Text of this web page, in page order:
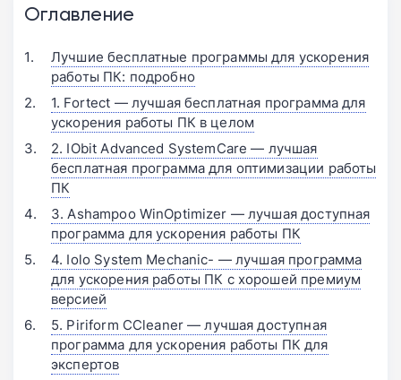
Оглавление
Лучшие бесплатные программы для ускорения
работы ПК: подробно
1. Fortect — лучшая бесплатная программа для
ускорения работы ПК в целом
2. IObit Advanced SystemCare — лучшая
бесплатная программа для оптимизации работы
ПК
3. Ashampoo WinOptimizer — лучшая доступная
программа для ускорения работы ПК
4. Iolo System Mechanic- — лучшая программа
для ускорения работы ПК с хорошей премиум
версией
5. Piriform CCleaner — лучшая доступная
программа для ускорения работы ПК для
экспертов